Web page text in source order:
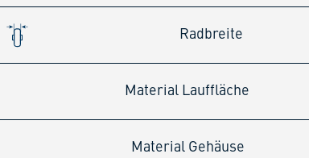
Radbreite
Material Lauffläche
Material Gehäuse